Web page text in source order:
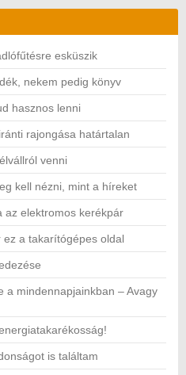
esküszik
nekem pedig könyv
hasznos lenni
rajongása határtalan
venni
kell nézni, mint a híreket
az elektromos kerékpár
a takarítógépes oldal
a mindennapjainkban – Avagy
is találtam